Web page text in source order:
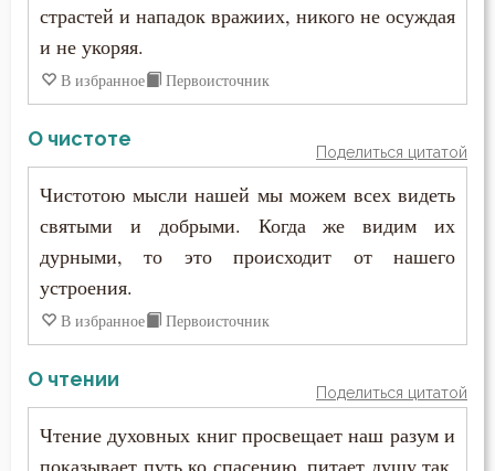
страстей и нападок вражиих, никого не осуждая
и не укоряя.
В избранное Первоисточник
О чистоте
Поделиться цитатой
Чистотою мысли нашей мы можем всех видеть
святыми и добрыми. Когда же видим их
дурными, то это происходит от нашего
устроения.
В избранное Первоисточник
О чтении
Поделиться цитатой
Чтение духовных книг просвещает наш разум и